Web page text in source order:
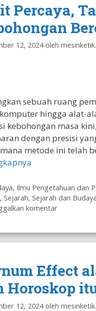
Percaya,
12, 2024 oleh
sebuah ruang
hingga alat-
kebohongan masa
dengan presisi
metode ini telah
, Ilmu Pengetahuan dan
, Sejarah, Sejarah dan Budaya
komentar
Effect
Horoskop
12, 2024 oleh